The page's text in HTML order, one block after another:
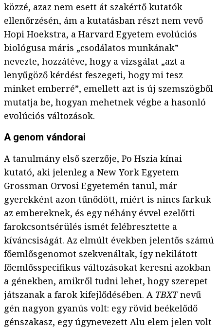
közzé, azaz nem esett át szakértő kutatók
ellenőrzésén, ám a kutatásban részt nem vevő
Hopi Hoekstra, a Harvard Egyetem evolúciós
biológusa máris „csodálatos munkának”
nevezte, hozzátéve, hogy a vizsgálat „azt a
lenyűgöző kérdést feszegeti, hogy mi tesz
minket emberré”, emellett azt is új szemszögből
mutatja be, hogyan mehetnek végbe a hasonló
evolúciós változások.
A genom vándorai
A tanulmány első szerzője, Po Hszia kínai
kutató, aki jelenleg a New York Egyetem
Grossman Orvosi Egyetemén tanul, már
gyerekként azon tűnődött, miért is nincs farkuk
az embereknek, és egy néhány évvel ezelőtti
farokcsontsérülés ismét felébresztette a
kíváncsiságát. Az elmúlt években jelentős számú
főemlősgenomot szekvenáltak, így nekilátott
főemlősspecifikus változásokat keresni azokban
a génekben, amikről tudni lehet, hogy szerepet
játszanak a farok kifejlődésében. A TBXTnevű
gén nagyon gyanús volt: egy rövid beékelődő
génszakasz, egy úgynevezett Alu elem jelen volt